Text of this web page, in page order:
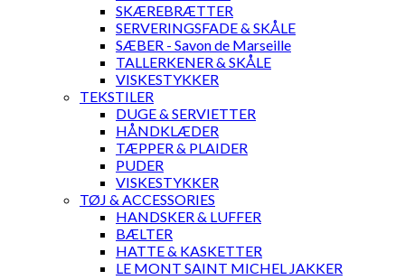
SKÆREBRÆTTER
SERVERINGSFADE & SKÅLE
SÆBER - Savon de Marseille
TALLERKENER & SKÅLE
VISKESTYKKER
TEKSTILER
DUGE & SERVIETTER
HÅNDKLÆDER
TÆPPER & PLAIDER
PUDER
VISKESTYKKER
TØJ & ACCESSORIES
HANDSKER & LUFFER
BÆLTER
HATTE & KASKETTER
LE MONT SAINT MICHEL JAKKER